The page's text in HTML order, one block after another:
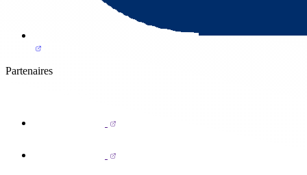
Partenaires